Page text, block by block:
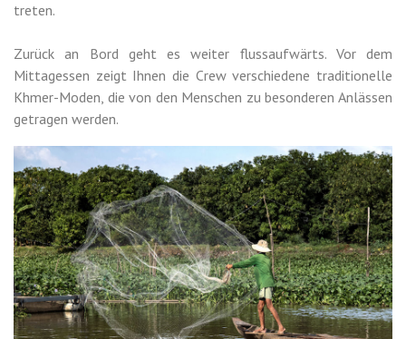
treten.
Zurück an Bord geht es weiter flussaufwärts. Vor dem
Mittagessen zeigt Ihnen die Crew verschiedene traditionelle
Khmer-Moden, die von den Menschen zu besonderen Anlässen
getragen werden.